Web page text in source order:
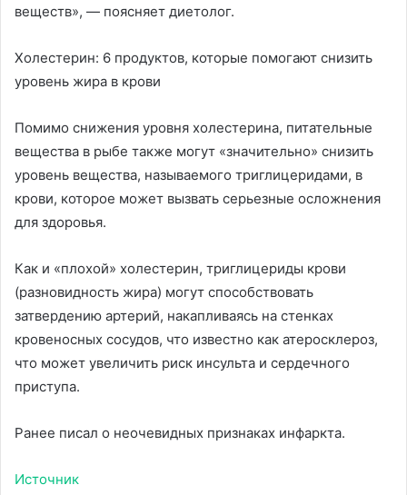
веществ», — поясняет диетолог.
Холестерин: 6 продуктов, которые помогают снизить
уровень жира в крови
Помимо снижения уровня холестерина, питательные
вещества в рыбе также могут «значительно» снизить
уровень вещества, называемого триглицеридами, в
крови, которое может вызвать серьезные осложнения
для здоровья.
Как и «плохой» холестерин, триглицериды крови
(разновидность жира) могут способствовать
затвердению артерий, накапливаясь на стенках
кровеносных сосудов, что известно как атеросклероз,
что может увеличить риск инсульта и сердечного
приступа.
Ранее писал о неочевидных признаках инфаркта.
Источник